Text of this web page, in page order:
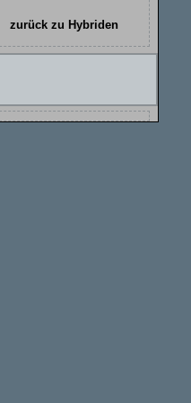
zurück zu Hybriden